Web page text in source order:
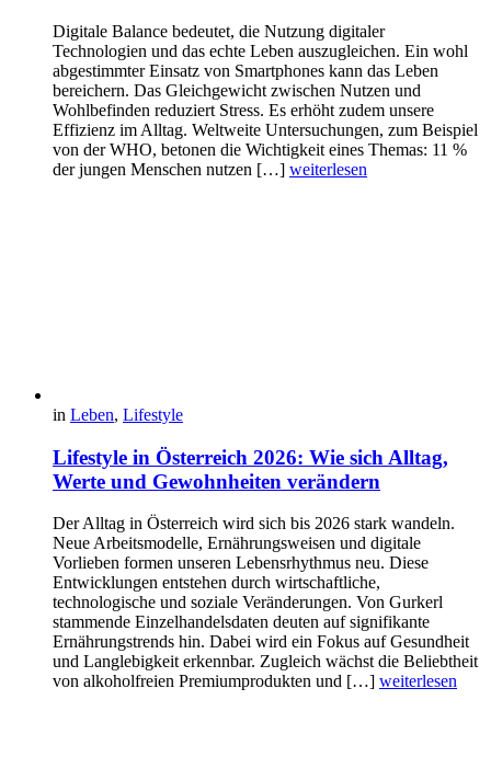
Digitale Balance bedeutet, die Nutzung digitaler
Technologien und das echte Leben auszugleichen. Ein wohl
abgestimmter Einsatz von Smartphones kann das Leben
bereichern. Das Gleichgewicht zwischen Nutzen und
Wohlbefinden reduziert Stress. Es erhöht zudem unsere
Effizienz im Alltag. Weltweite Untersuchungen, zum Beispiel
von der WHO, betonen die Wichtigkeit eines Themas: 11 %
der jungen Menschen nutzen […] weiterlesen
in Leben, Lifestyle
Lifestyle in Österreich 2026: Wie sich Alltag,
Werte und Gewohnheiten verändern
Der Alltag in Österreich wird sich bis 2026 stark wandeln.
Neue Arbeitsmodelle, Ernährungsweisen und digitale
Vorlieben formen unseren Lebensrhythmus neu. Diese
Entwicklungen entstehen durch wirtschaftliche,
technologische und soziale Veränderungen. Von Gurkerl
stammende Einzelhandelsdaten deuten auf signifikante
Ernährungstrends hin. Dabei wird ein Fokus auf Gesundheit
und Langlebigkeit erkennbar. Zugleich wächst die Beliebtheit
von alkoholfreien Premiumprodukten und […] weiterlesen